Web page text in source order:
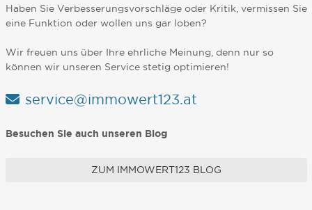
Haben Sie Verbesserungsvorschläge oder Kritik, vermissen Sie
eine Funktion oder wollen uns gar loben?
Wir freuen uns über Ihre ehrliche Meinung, denn nur so
können wir unseren Service stetig optimieren!
service@immowert123.at
Besuchen Sie auch unseren Blog
ZUM IMMOWERT123 BLOG